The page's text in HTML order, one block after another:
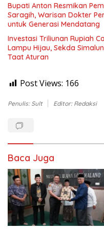
Bupati Anton Resmikan
Saragih, Warisan Dokter
untuk Generasi Mendatang
Investasi Triliunan Rupiah
Lampu Hijau, Sekda
Taat Aturan
Post Views: 166
Penulis: Sult Editor: Redaksi
Baca Juga